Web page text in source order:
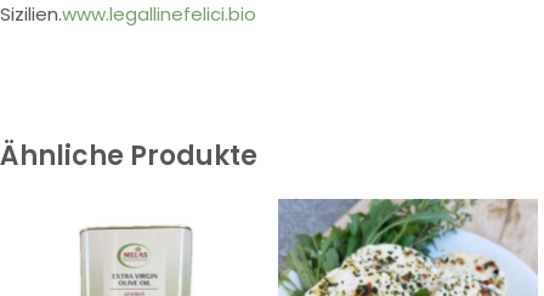
Sizilien.www.legallinefelici.bio
Ähnliche Produkte